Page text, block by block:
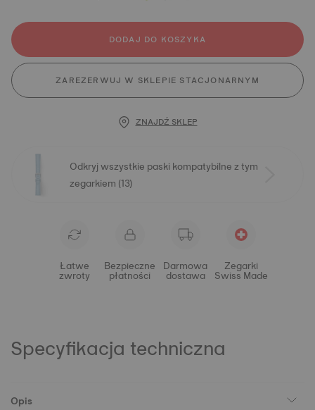
DODAJ DO KOSZYKA
ZAREZERWUJ W SKLEPIE STACJONARNYM
ZNAJDŹ SKLEP
Odkryj wszystkie paski kompatybilne z tym
zegarkiem (13)
Łatwe
zwroty
Bezpieczne
płatności
Darmowa
dostawa
Zegarki
Swiss Made
Specyfikacja techniczna
Opis